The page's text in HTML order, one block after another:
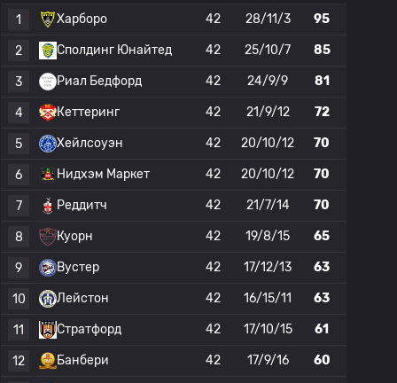
1
Харборо 42 28/11/3 95
2 Сполдинг Юнайтед 42 25/10/7 85
3 Риал Бедфорд 42 24/9/9 81
4 Кеттеринг 42 21/9/12 72
5 Хейлсоуэн 42 20/10/12 70
6 Нидхэм Маркет 42 20/10/12 70
7 Реддитч 42 21/7/14 70
8 Куорн 42 19/8/15 65
9 Вустер 42 17/12/13 63
10 Лейстон 42 16/15/11 63
11 Стратфорд 42 17/10/15 61
12 Банбери 42 17/9/16 60